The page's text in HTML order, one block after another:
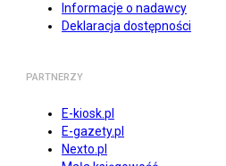
Informacje o nadawcy
Deklaracja dostępności
PARTNERZY
E-kiosk.pl
E-gazety.pl
Nexto.pl